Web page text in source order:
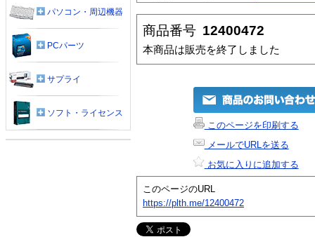
商品番号 12400472
本商品は販売を終了しました
このページを印刷する
メールでURLを送る
お気に入りに追加する
このページのURL
https://plth.me/12400472
パソコン・周辺機器
PCパーツ
サプライ
ソフト・ライセンス